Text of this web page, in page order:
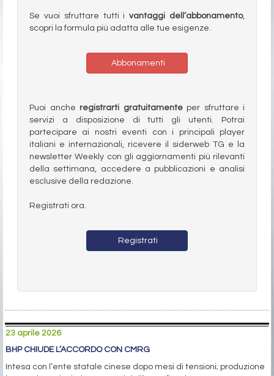
Se vuoi sfruttare tutti ivantaggi dell’abbonamento,
scopri la formula più adatta alle tue esigenze.
Abbonamenti
Puoi anche registrarti gratuitamenteper sfruttare i
servizi a disposizione di tutti gli utenti. Potrai
partecipare ai nostri eventi con i principali player
italiani e internazionali, ricevere il siderweb TG e la
newsletter Weekly con gli aggiornamenti più rilevanti
della settimana, accedere a pubblicazioni e analisi
esclusive della redazione.
Registrati ora.
Registrati
23 aprile 2026
BHP CHIUDE L’ACCORDO CON CMRG
Intesa con l’ente statale cinese dopo mesi di tensioni; produzione